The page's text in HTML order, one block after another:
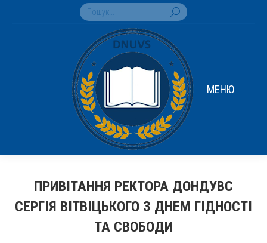
Search:
МЕНЮ
ПРИВІТАННЯ РЕКТОРА ДОНДУВС
СЕРГІЯ ВІТВІЦЬКОГО З ДНЕМ ГІДНОСТІ
ТА СВОБОДИ